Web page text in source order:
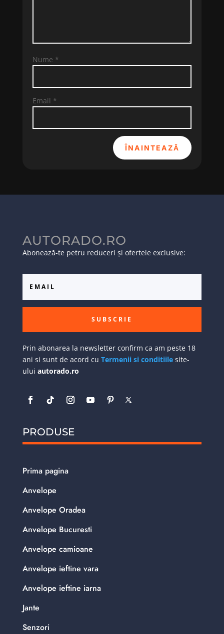
Nume *
Email *
ÎNAINTEAZĂ
AUTORADO.RO
Abonează-te petru reduceri și ofertele exclusive:
SUBSCRIE
Prin abonarea la newsletter confirm ca am peste 18
ani si sunt de acord cu Termenii si conditiilesite-
ului autorado.ro
PRODUSE
Prima pagina
Anvelope
Anvelope Oradea
Anvelope Bucuresti
Anvelope camioane
Anvelope ieftine vara
Anvelope ieftine iarna
Jante
Senzori